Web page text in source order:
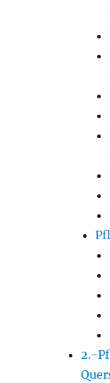
2.-